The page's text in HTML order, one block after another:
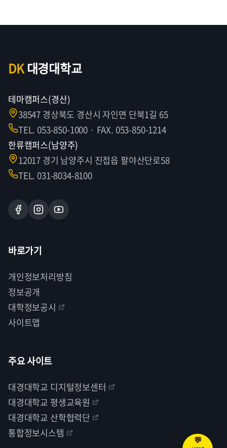
DK대경대학교
테마캠퍼스(경산)
38547 경상북도 경산시 자인면 단북1길 65
TEL. 053-850-1000 · FAX. 053-850-1214
한류캠퍼스(남양주)
12017 경기 남양주시 진접읍 팔야산단로58
TEL. 031-8034-8100
바로가기
개인정보처리방침
정보공개
대학정보공시
사이트맵
주요 사이트
대경대학교 디지털정보센터
대경대학교 평생교육원
대경대학교 산학협력단
통합정보시스템
💬